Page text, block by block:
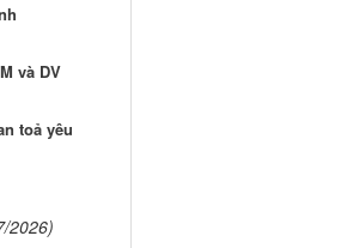
và DV
toả yêu
2026)